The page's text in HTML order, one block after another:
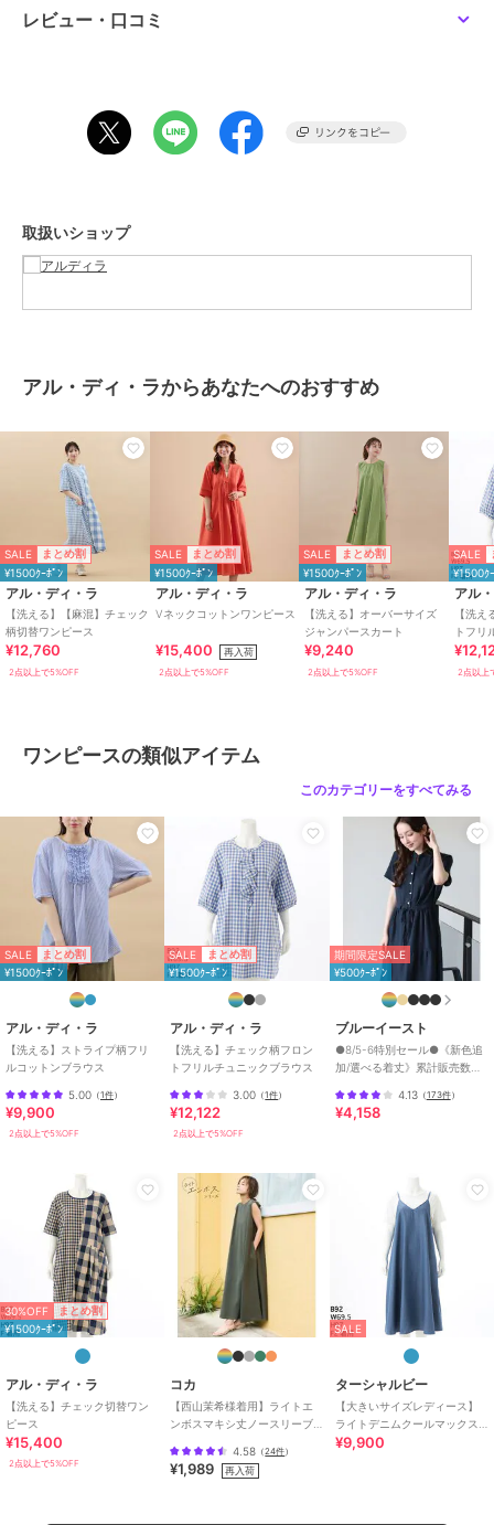
次第でガラリと印象を変えられる万能な一着です。
＃cocolare
ブランド アル・ディ・ラ
ワンピースドレス
／
ワンピース
レディース
カラー 20-モカ、81-グレー
サイズ 3サイズ展開
素材
本体：ポリエステル９６％ ポリ
ウレタン４％ 別布：ポリエステ
ル１００％
商品のお取り扱い方法
お手入れ 手洗い・ドライ
特徴
ワンピースドレス
イル/Ａライン(シルエット)
ポリエステル素材/ チェック柄
ロング・マキシ丈/
LL･13号以上あり/
/Ａライン(シルエット)
レアスカート/ロング・マキシ丈
原産国 中国製
レビュー・口コミ
取扱いショップ
アル・ディ・ラからあなたへのおすすめ
SALE まとめ割
¥1500ｸｰﾎﾟﾝ
アル・ディ・ラ
【洗える】【麻混】チェック
柄切替ワンピース
¥12,760
2点以上で5%OFF
SALE まとめ割
¥1500ｸｰﾎﾟﾝ
アル・ディ・ラ
Vネックコットンワンピース
¥15,400 再入荷
2点以上で5%OFF
SALE まとめ割
¥1500ｸｰﾎﾟﾝ
アル・ディ・ラ
【洗える】オーバーサイズ
ジャンパースカート
¥9,240
2点以上で5%OFF
SALE
¥1500ｸ
アル
【洗
トフリ
2点以上
ワンピースの類似アイテム
このカテゴリーをすべてみる
SALE まとめ割
¥1500ｸｰﾎﾟﾝ
アル・ディ・ラ
【洗える】ストライプ柄フリ
ルコットンブラウス
5.00 （1件）
¥9,900
2点以上で5%OFF
SALE まとめ割
¥1500ｸｰﾎﾟﾝ
アル・ディ・ラ
【洗える】チェック柄フロン
トフリルチュニックブラウス
3.00 （1件）
¥12,122
2点以上で5%OFF
期間限定SALE
¥500ｸｰﾎﾟﾝ
ブルーイースト
●8/5-6特別セール●《新色追
加/選べる着丈》累計販売数
ンピース
4.13（173件）
¥4,158
30%OFF まとめ割
¥1500ｸｰﾎﾟﾝ
アル・ディ・ラ
【洗える】チェック切替ワン
ピース
¥15,400
2点以上で5%OFF
コカ
【西山茉希様着用】ライトエ
ンボスマキシ丈ノースリーブ
にくい・速乾
4.58 （24件）
¥1,989 再入荷
SALE
ターシャルビー
【大きいサイズレディース】
ライトデニムクールマックス
キャミソールドレス【日本
¥9,900